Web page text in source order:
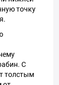
точку
С
толстым